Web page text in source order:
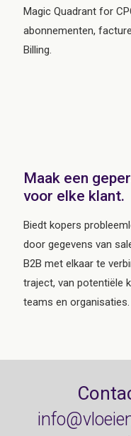
Magic Quadrant for
abonnementen,
Billing.
Maak een
voor elke klant.
Biedt kopers
door gegevens van
B2B met elkaar te
traject, van potentiële
teams en organisaties.